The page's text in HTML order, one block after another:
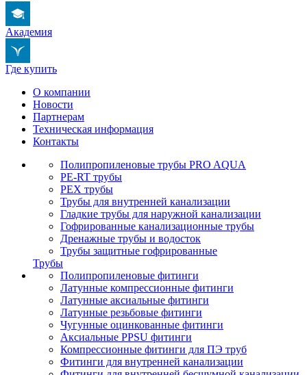
Академия
Где купить
О компании
Новости
Партнерам
Техническая информация
Контакты
Полипропиленовые трубы PRO AQUA
PE-RT трубы
PEX трубы
Трубы для внутренней канализации
Гладкие трубы для наружной канализации
Гофрированные канализационные трубы
Дренажные трубы и водосток
Трубы защитные гофрированные
Трубы
Полипропиленовые фитинги
Латунные компрессионные фитинги
Латунные аксиальные фитинги
Латунные резьбовые фитинги
Чугунные оцинкованные фитинги
Аксиальные PPSU фитинги
Компрессионные фитинги для ПЭ труб
Фитинги для внутренней канализации